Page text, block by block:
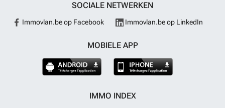
SOCIALE NETWERKEN
Immovlan.be op Facebook Immovlan.be op LinkedIn
MOBIELE APP
IMMO INDEX